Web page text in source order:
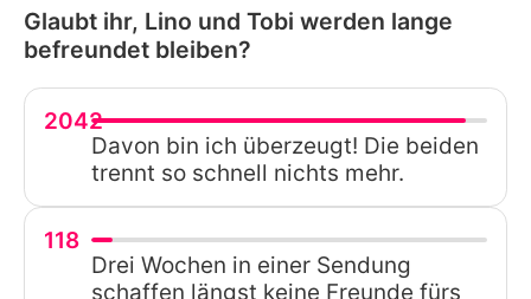
Glaubt ihr, Lino und Tobi werden lange
befreundet bleiben?
2042
Davon bin ich überzeugt! Die beiden
trennt so schnell nichts mehr.
118
Drei Wochen in einer Sendung
schaffen längst keine Freunde fürs